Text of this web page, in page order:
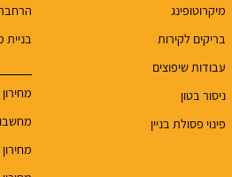
מיקרוטופינג
בריקים לקירות
עבודות שיפוצים
ניסור בטון
פינוי פסולת בניין